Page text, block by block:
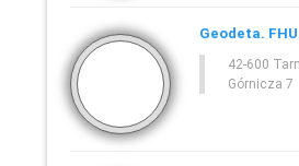
Geodeta.
42-600
Górnicza 7